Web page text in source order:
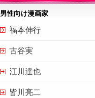
男性向け漫画家
福本伸行
古谷実
江川達也
皆川亮二